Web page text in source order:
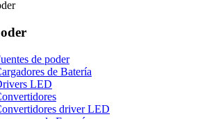
de poder
de Batería
LED
driver LED